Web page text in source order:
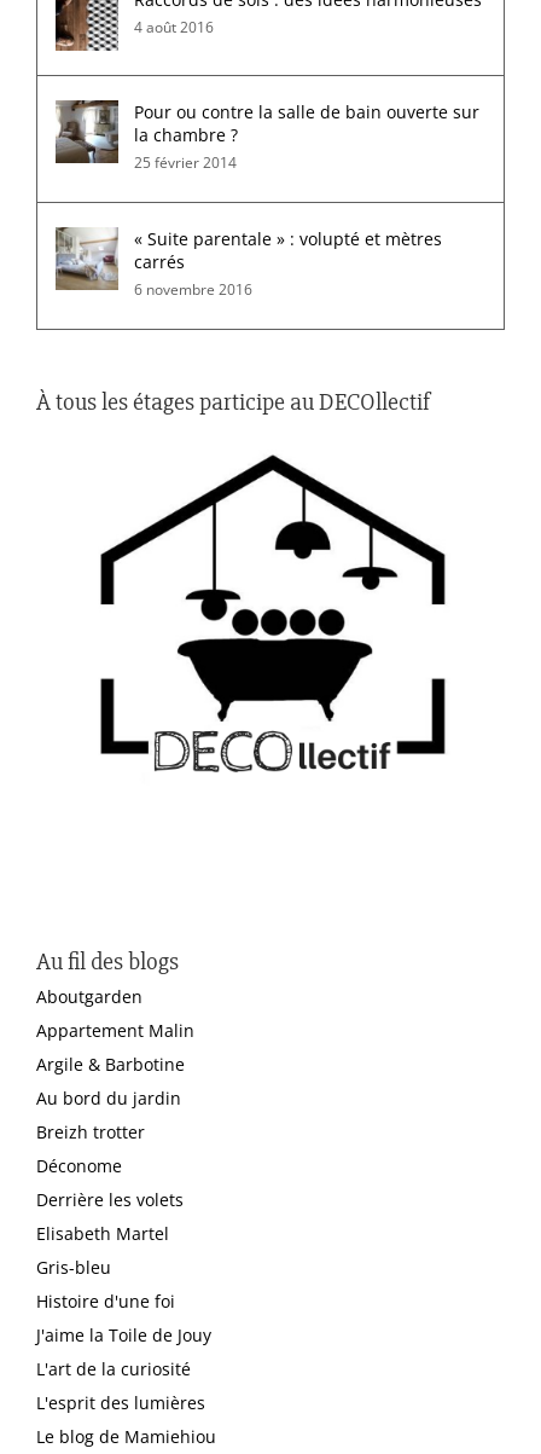
4 août 2016
Pour ou contre la salle de bain ouverte sur
la chambre ?
25 février 2014
« Suite parentale » : volupté et mètres
carrés
6 novembre 2016
À tous les étages participe au DECOllectif
Au fil des blogs
Aboutgarden
Appartement Malin
Argile & Barbotine
Au bord du jardin
Breizh trotter
Déconome
Derrière les volets
Elisabeth Martel
Gris-bleu
Histoire d'une foi
J'aime la Toile de Jouy
L'art de la curiosité
L'esprit des lumières
Le blog de Mamiehiou